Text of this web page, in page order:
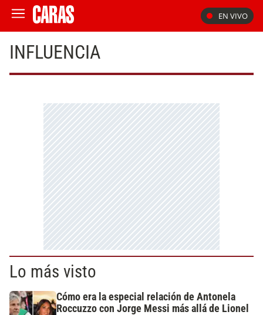
EN VIVO
INFLUENCIA
Lo más visto
Cómo era la especial relación de Antonela
Roccuzzo con Jorge Messi más allá de Lionel